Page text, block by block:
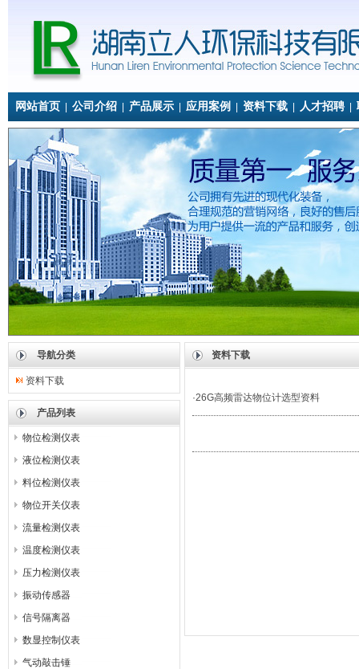
网站首页 公司介绍 产品展示 应用案例 资料下载 人才招聘
导航分类
资料下载
产品列表
物位检测仪表
液位检测仪表
料位检测仪表
物位开关仪表
流量检测仪表
温度检测仪表
压力检测仪表
振动传感器
信号隔离器
数显控制仪表
气动敲击锤
资料下载
·26G高频雷达物位计选型资料